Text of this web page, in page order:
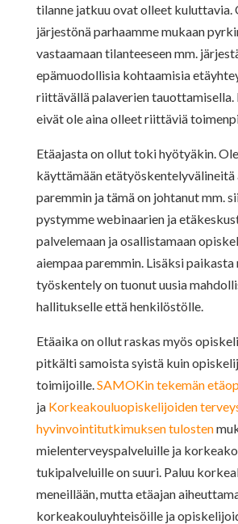
tilanne jatkuu ovat olleet kuluttavia.
järjestönä parhaamme mukaan
vastaamaan tilanteeseen mm.
epämuodollisia kohtaamisia
riittävällä palaverien tauottamisella.
eivät ole aina olleet riittäviä
Etäajasta on ollut toki hyötyäkin.
käyttämään etätyöskentelyvälineitä
paremmin ja tämä on johtanut mm.
pystymme webinaarien ja
palvelemaan ja osallistamaan
aiempaa paremmin. Lisäksi
työskentely on tuonut uusia
hallitukselle että henkilöstölle.
Etäaika on ollut raskas myös
pitkälti samoista syistä kuin
toimijoille.SAMOKin tekemän
ja Korkeakouluopiskelijoiden
hyvinvointitutkimuksen tulosten
mielenterveyspalveluille ja
tukipalveluille on suuri. Paluu
meneillään, mutta etäajan
korkeakouluyhteisöille ja